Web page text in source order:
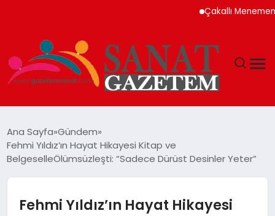
Çakallı Menemeni Neden
TEKNOLOJI
Ana Sayfa Gündem
Fehmi Yıldız’ın Hayat Hikayesi Kitap ve
BelgeselleÖlümsüzleşti: “Sadece Dürüst Desinler Yeter”
Fehmi Yıldız’ın Hayat Hikayesi